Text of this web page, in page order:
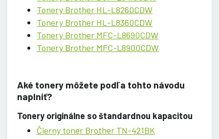
Tonery Brother HL-L8260CDW
Tonery Brother HL-L8360CDW
Tonery Brother MFC-L8690CDW
Tonery Brother MFC-L8900CDW
Aké tonery môžete podľa tohto návodu
naplniť?
Tonery originálne so štandardnou kapacitou
Čierny toner Brother TN-421BK